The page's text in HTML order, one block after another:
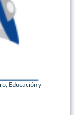
Educación y